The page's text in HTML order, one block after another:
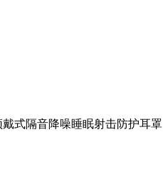
戴式隔音降噪睡眠射击防护耳罩